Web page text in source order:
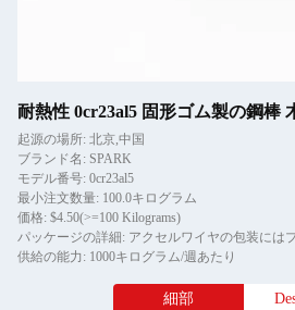
耐熱性 0cr23al5 固形ゴム製の鋼棒
起源の場所: 北京,中国
ブランド名: SPARK
モデル番号: 0cr23al5
最小注文数量: 100.0キログラム
価格: $4.50(>=100 Kilograms)
供給の能力: 1000キログラム/週あたり
細部